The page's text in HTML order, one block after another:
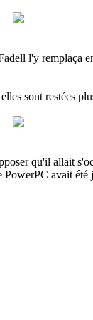
l'y remplaça
sont restées
qu'il allait
avait